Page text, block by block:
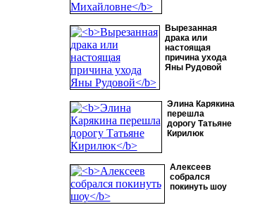
Вырезанная
драка или
настоящая
причина ухода
Яны Рудовой
Элина Карякина
перешла
дорогу Татьяне
Кирилюк
Алексеев
собрался
покинуть шоу